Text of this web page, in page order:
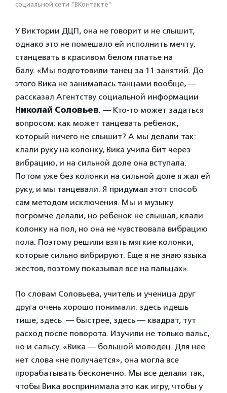
социальной сети "ВКонтакте"
У Виктории ДЦП, она не говорит и не слышит,
однако это не помешало ей исполнить мечту:
станцевать в красивом белом платье на
балу. «Мы подготовили танец за 11 занятий. До
этого Вика не занималась танцами вообще, —
рассказал Агентству социальной информации
Николай Соловьев. — Кто-то может задаться
вопросом: как может танцевать ребенок,
который ничего не слышит? А мы делали так:
клали руку на колонку, Вика учила бит через
вибрацию, и на сильной доле она вступала.
Потом уже без колонки на сильной доле я жал ей
руку, и мы танцевали. Я придумал этот способ
сам методом исключения. Мы и музыку
погромче делали, но ребенок не слышал, клали
колонку на пол, но она не чувствовала вибрацию
пола. Поэтому решили взять мягкие колонки,
которые сильно вибрируют. Еще я не знаю языка
жестов, поэтому показывал все на пальцах».
По словам Соловьева, учитель и ученица друг
друга очень хорошо понимали: здесь идешь
тише, здесь — быстрее, здесь — квадрат, тут
расход после поворота. Изучили не только вальс,
но и сальсу. «Вика — большой молодец. Для нее
нет слова «не получается», она могла все
прорабатывать бесконечно. Мы все делали так,
чтобы Вика воспринимала это как игру, чтобы у